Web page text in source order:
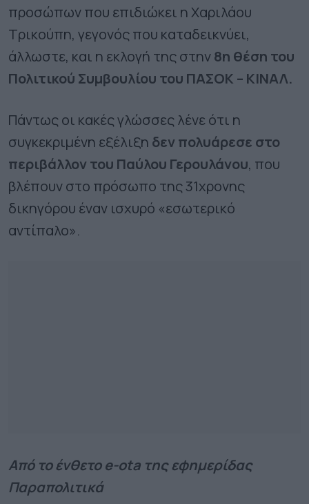
προσώπων που επιδιώκει η Χαριλάου
Τρικούπη, γεγονός που καταδεικνύει,
άλλωστε, και η εκλογή της στην8η θέση του
Πολιτικού Συμβουλίου του ΠΑΣΟΚ – ΚΙΝΑΛ.
Πάντως οι κακές γλώσσες λένε ότι η
συγκεκριμένη εξέλιξη δεν πολυάρεσε στο
περιβάλλον του Παύλου Γερουλάνου, που
βλέπουν στο πρόσωπο της 31χρονης
δικηγόρου έναν ισχυρό «εσωτερικό
αντίπαλο».
Από το ένθετο e-ota της εφημερίδας
Παραπολιτικά